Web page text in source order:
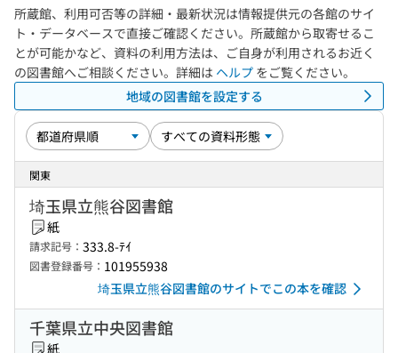
所蔵館、利用可否等の詳細・最新状況は情報提供元の各館のサイ
ト・データベースで直接ご確認ください。所蔵館から取寄せるこ
とが可能かなど、資料の利用方法は、ご自身が利用されるお近く
の図書館へご相談ください。詳細は ヘルプ をご覧ください。
地域の図書館を設定する
関東
埼玉県立熊谷図書館
紙
請求記号： 333.8-ﾃｲ
図書登録番号： 101955938
埼玉県立熊谷図書館のサイトでこの本を確認
千葉県立中央図書館
紙